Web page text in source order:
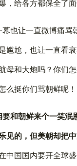
，给各方都保全了
幕也让一直微博痛骂
尴尬，也让一直看
母和大炮吗？你们
么挺你们骂朝鲜呢！
要和朝鲜来个一笑泯
见的，但美朝却把
中国国内要开全球